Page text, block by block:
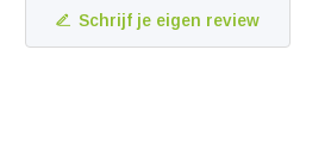
Schrijf je eigen review